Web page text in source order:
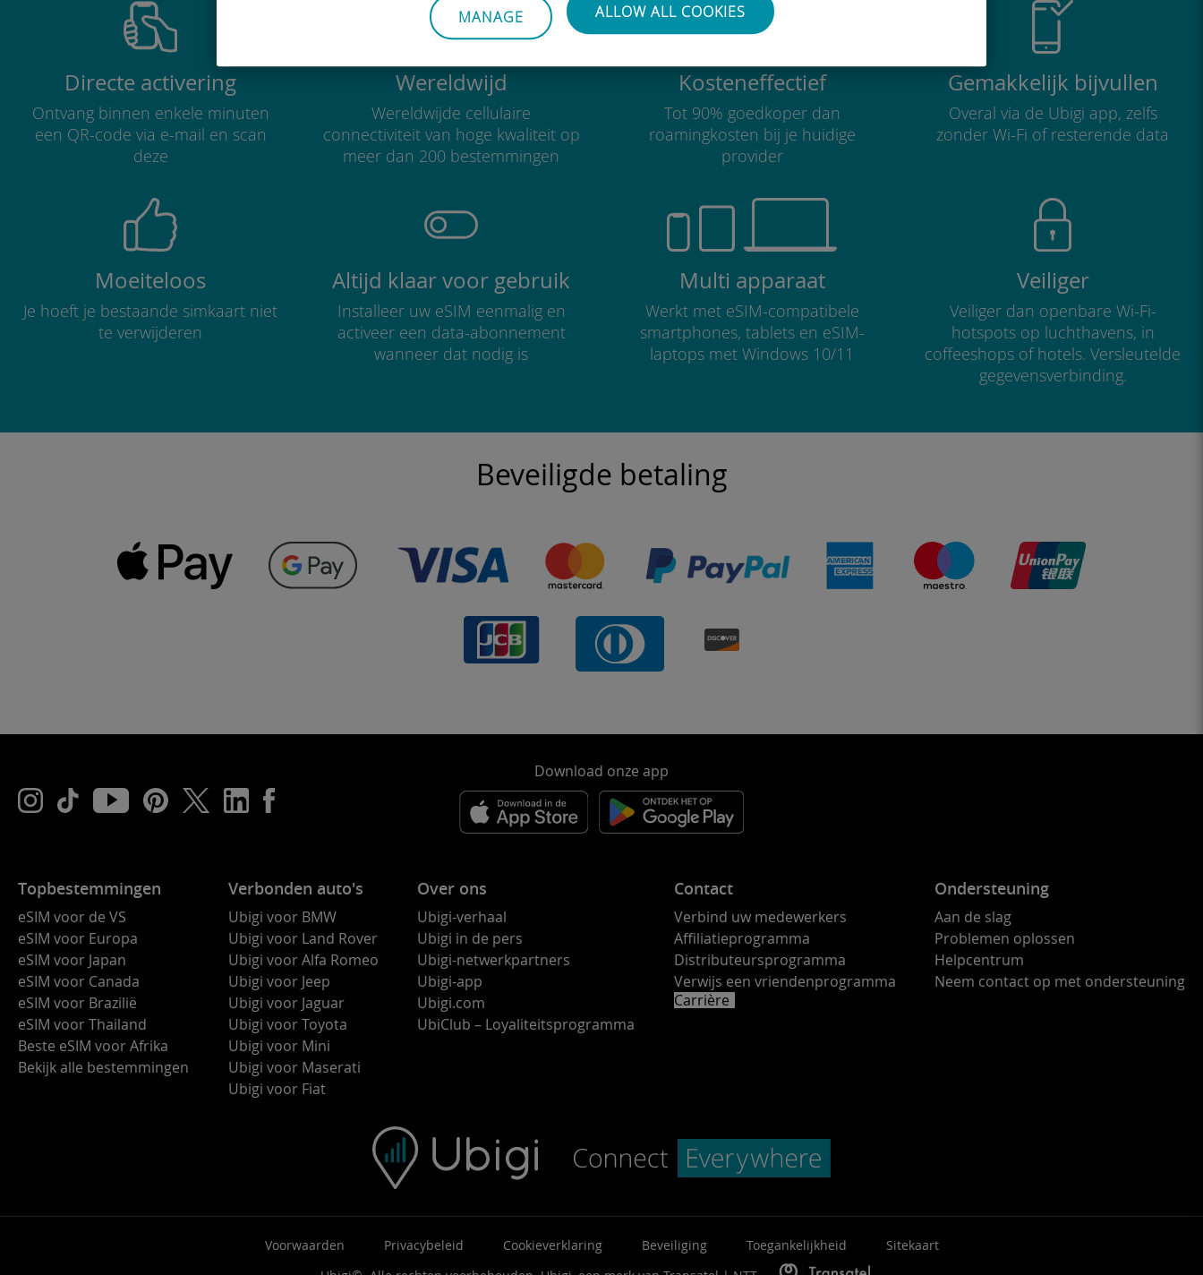
MANAGE ALLOW ALL COOKIES
Directe activering
Ontvang binnen enkele minuten
een QR-code via e-mail en scan
deze
Wereldwijd
Wereldwijde cellulaire
connectiviteit van hoge kwaliteit op
meer dan 200 bestemmingen
Kosteneffectief
Tot 90% goedkoper dan
roamingkosten bij je huidige
provider
Gemakkelijk bijvullen
Overal via de Ubigi app, zelfs
zonder Wi-Fi of resterende data
Moeiteloos
Je hoeft je bestaande simkaart niet
te verwijderen
Altijd klaar voor gebruik
Installeer uw eSIM eenmalig en
activeer een data-abonnement
wanneer dat nodig is
Multi apparaat
Werkt met eSIM-compatibele
smartphones, tablets en eSIM-
laptops met Windows 10/11
Veiliger
Veiliger dan openbare Wi-Fi-
hotspots op luchthavens, in
coffeeshops of hotels. Versleutelde
gegevensverbinding.
Beveiligde betaling
Download onze app
Topbestemmingen
eSIM voor de VS
eSIM voor Europa
eSIM voor Japan
eSIM voor Canada
eSIM voor Brazilië
eSIM voor Thailand
Beste eSIM voor Afrika
Bekijk alle bestemmingen
Verbonden auto's
Ubigi voor BMW
Ubigi voor Land Rover
Ubigi voor Alfa Romeo
Ubigi voor Jeep
Ubigi voor Jaguar
Ubigi voor Toyota
Ubigi voor Mini
Ubigi voor Maserati
Ubigi voor Fiat
Over ons
Ubigi-verhaal
Ubigi in de pers
Ubigi-netwerkpartners
Ubigi-app
Ubigi.com
UbiClub – Loyaliteitsprogramma
Contact
Verbind uw medewerkers
Affiliatieprogramma
Distributeursprogramma
Verwijs een vriendenprogramma
Carrière
Ondersteuning
Aan de slag
Problemen oplossen
Helpcentrum
Neem contact op met ondersteuning
Voorwaarden Privacybeleid Cookieverklaring Beveiliging Toegankelijkheid
Sitekaart